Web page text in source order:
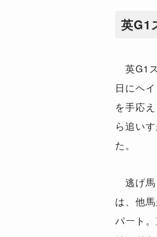
英G1
英G1
日にヘ
を手応
ら追い
た。
逃げ馬
は、他
パート